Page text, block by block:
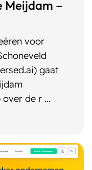
Meijdam –
voor
gaat
de r ...